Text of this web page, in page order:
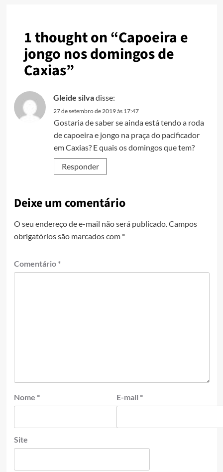
1 thought on “Capoeira e
jongo nos domingos de
Caxias”
Gleide silvadisse:
27 de setembro de 2019 às 17:47
Gostaria de saber se ainda está tendo a roda
de capoeira e jongo na praça do pacificador
em Caxias? E quais os domingos que tem?
Responder
Deixe um comentário
O seu endereço de e-mail não será publicado.Campos
obrigatórios são marcados com *
Comentário *
Nome * E-mail *
Site